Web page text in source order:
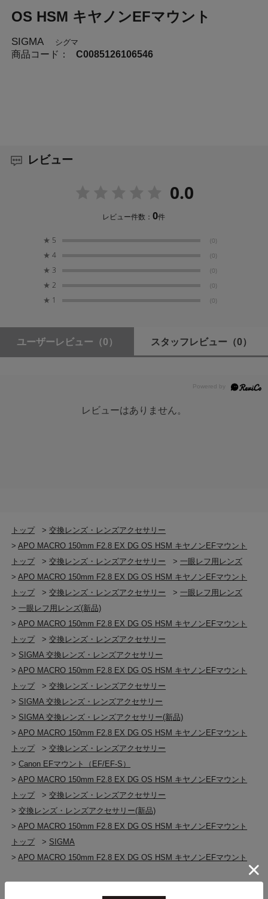
OS HSM キヤノンEFマウント
SIGMA シグマ
商品コード： C0085126106546
レビュー
0.0
レビュー件数：0件
★ 5 (0)
★ 4 (0)
★ 3 (0)
★ 2 (0)
★ 1 (0)
ユーザーレビュー （0） スタッフレビュー （0）
レビューはありません。
トップ >交換レンズ・レンズアクセサリー
>APO MACRO 150mm F2.8 EX DG OS HSM キヤノンEFマウント
トップ
>交換レンズ・レンズアクセサリー >一眼レフ用レンズ
>APO MACRO 150mm F2.8 EX DG OS HSM キヤノンEFマウント
トップ
>交換レンズ・レンズアクセサリー >一眼レフ用レンズ
>一眼レフ用レンズ(新品)
>APO MACRO 150mm F2.8 EX DG OS HSM キヤノンEFマウント
トップ
>交換レンズ・レンズアクセサリー
> SIGMA 交換レンズ・レンズアクセサリー
>APO MACRO 150mm F2.8 EX DG OS HSM キヤノンEFマウント
トップ
>交換レンズ・レンズアクセサリー
> SIGMA 交換レンズ・レンズアクセサリー
> SIGMA 交換レンズ・レンズアクセサリー(新品)
>APO MACRO 150mm F2.8 EX DG OS HSM キヤノンEFマウント
トップ
>交換レンズ・レンズアクセサリー
>Canon EFマウント（EF/EF-S）
>APO MACRO 150mm F2.8 EX DG OS HSM キヤノンEFマウント
トップ
>交換レンズ・レンズアクセサリー
>交換レンズ・レンズアクセサリー(新品)
>APO MACRO 150mm F2.8 EX DG OS HSM キヤノンEFマウント
トップ
> SIGMA
>APO MACRO 150mm F2.8 EX DG OS HSM キヤノンEFマウント